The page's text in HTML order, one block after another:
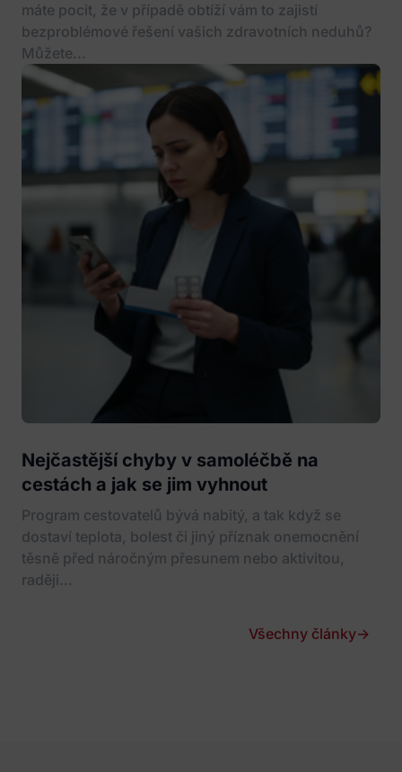
máte pocit, že v případě obtíží vám to zajistí
bezproblémové řešení vašich zdravotních neduhů?
Můžete...
Nejčastější chyby v samoléčbě na
cestách a jak se jim vyhnout
Program cestovatelů bývá nabitý, a tak když se
dostaví teplota, bolest či jiný příznak onemocnění
těsně před náročným přesunem nebo aktivitou,
raději...
Všechny články→